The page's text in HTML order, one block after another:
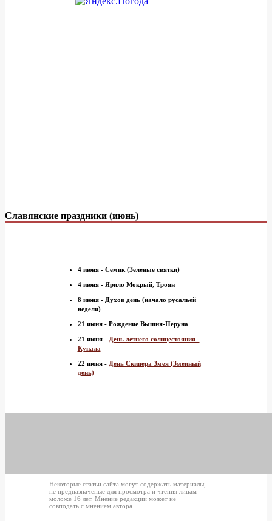
Славянские праздники (июнь)
4 июня - Семик (Зеленые святки)
4 июня - Ярило Мокрый, Троян
8 июня - Духов день (начало русальей
недели)
21 июня - Рождение Вышня-Перуна
21 июня - День летнего солнцестояния -
Купала
22 июня - День Скипера Змея (Змеиный
день)
Некоторые статьи сайта могут содержать материалы,
не предназначеные для просмотра и чтения лицам
моложе 16 лет. Мнение редакции может не
совподать с мнением автора.